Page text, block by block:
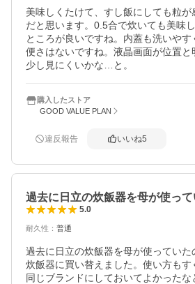
美味しくたけて、すし飯にしても粒
だと思います。0.5合で炊いても美味
ところが良いですね。内蓋も洗いや
便さはないですね。液晶画面が位置と
少し見にくいかな…と。
購入したストア
GOOD VALUE PLAN
違反報告 いいね5
過去に日立の炊飯器を母が使っ
5.0
耐久性 ： 普通
過去に日立の炊飯器を母が使ってい
炊飯器に買い替えました。使い方もす
同じブランドにしておいてよかった